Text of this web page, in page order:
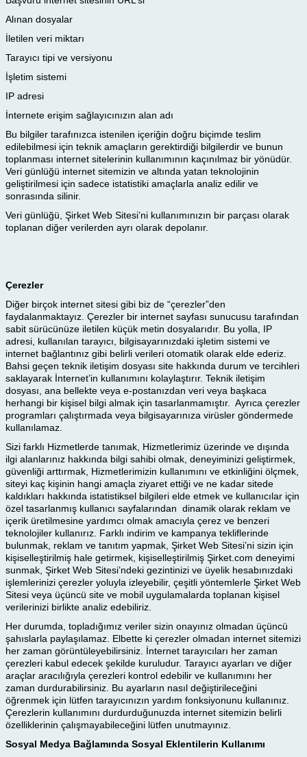
Alınan dosyalar
İletilen veri miktarı
Tarayıcı tipi ve versiyonu
İşletim sistemi
IP adresi
İnternete erişim sağlayıcınızın alan adı
Bu bilgiler tarafınızca istenilen içeriğin doğru biçimde teslim
edilebilmesi için teknik amaçların gerektirdiği bilgilerdir ve bunun
toplanması internet sitelerinin kullanımının kaçınılmaz bir yönüdür.
Veri günlüğü internet sitemizin ve altında yatan teknolojinin
geliştirilmesi için sadece istatistiki amaçlarla analiz edilir ve
sonrasında silinir.
Veri günlüğü, Şirket Web Sitesi’ni kullanımınızın bir parçası olarak
toplanan diğer verilerden ayrı olarak depolanır.
Çerezler
Diğer birçok internet sitesi gibi biz de “çerezler”den
faydalanmaktayız. Çerezler bir internet sayfası sunucusu tarafından
sabit sürücünüze iletilen küçük metin dosyalarıdır. Bu yolla, IP
adresi, kullanılan tarayıcı, bilgisayarınızdaki işletim sistemi ve
internet bağlantınız gibi belirli verileri otomatik olarak elde ederiz.
Bahsi geçen teknik iletişim dosyası site hakkında durum ve tercihleri
saklayarak İnternet’in kullanımını kolaylaştırır. Teknik iletişim
dosyası, ana bellekte veya e-postanızdan veri veya başkaca
herhangi bir kişisel bilgi almak için tasarlanmamıştır. Ayrıca çerezler
programları çalıştırmada veya bilgisayarınıza virüsler göndermede
kullanılamaz.
Sizi farklı Hizmetlerde tanımak, Hizmetlerimiz üzerinde ve dışında
ilgi alanlarınız hakkında bilgi sahibi olmak, deneyiminizi geliştirmek,
güvenliği arttırmak, Hizmetlerimizin kullanımını ve etkinliğini ölçmek,
siteyi kaç kişinin hangi amaçla ziyaret ettiği ve ne kadar sitede
kaldıkları hakkında istatistiksel bilgileri elde etmek ve kullanıcılar için
özel tasarlanmış kullanıcı sayfalarından dinamik olarak reklam ve
içerik üretilmesine yardımcı olmak amacıyla çerez ve benzeri
teknolojiler kullanırız. Farklı indirim ve kampanya tekliflerinde
bulunmak, reklam ve tanıtım yapmak, Şirket Web Sitesi’ni sizin için
kişiselleştirilmiş hale getirmek, kişiselleştirilmiş Şirket.com deneyimi
sunmak, Şirket Web Sitesi’ndeki gezintinizi ve üyelik hesabınızdaki
işlemlerinizi çerezler yoluyla izleyebilir, çeşitli yöntemlerle Şirket Web
Sitesi veya üçüncü site ve mobil uygulamalarda toplanan kişisel
verilerinizi birlikte analiz edebiliriz.
Her durumda, topladığımız veriler sizin onayınız olmadan üçüncü
şahıslarla paylaşılamaz. Elbette ki çerezler olmadan internet sitemizi
her zaman görüntüleyebilirsiniz. İnternet tarayıcıları her zaman
çerezleri kabul edecek şekilde kuruludur. Tarayıcı ayarları ve diğer
araçlar aracılığıyla çerezleri kontrol edebilir ve kullanımını her
zaman durdurabilirsiniz. Bu ayarların nasıl değiştirileceğini
öğrenmek için lütfen tarayıcınızın yardım fonksiyonunu kullanınız.
Çerezlerin kullanımını durdurduğunuzda internet sitemizin belirli
özelliklerinin çalışmayabileceğini lütfen unutmayınız.
Sosyal Medya Bağlamında Sosyal Eklentilerin Kullanımı